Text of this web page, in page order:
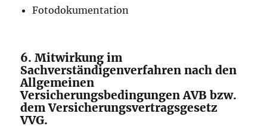
Fotodokumentation
6. Mitwirkung im
Sachverständigenverfahren nach den
Allgemeinen
Versicherungsbedingungen AVB bzw.
dem Versicherungsvertragsgesetz
VVG.